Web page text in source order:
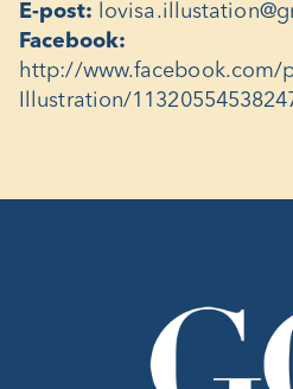
E-post:
Facebook:
http://www.facebook.com/
Illustration/